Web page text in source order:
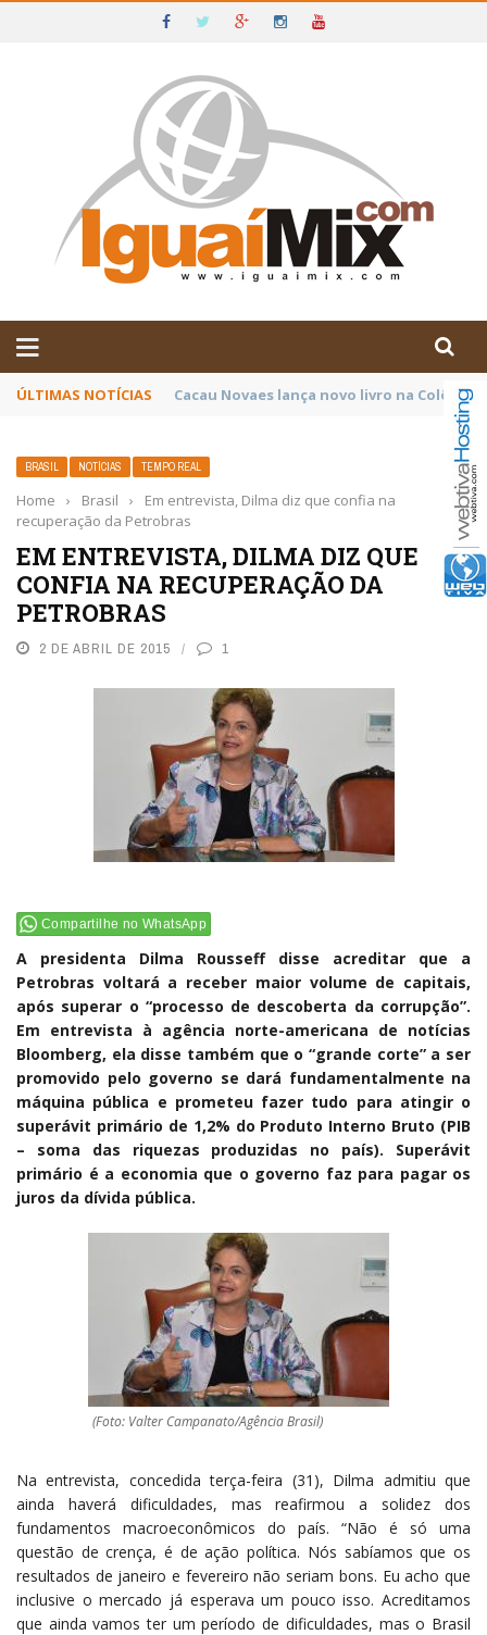
IGUAÍ E SUDOESTE DA BAHIA
ÚLTIMAS NOTÍCIAS Poetas baianos representam o Brasil no
BRASIL NOTÍCIAS TEMPO REAL
Home › Brasil ›
Em entrevista, Dilma diz que confia na
recuperação da Petrobras
EM ENTREVISTA, DILMA DIZ QUE
CONFIA NA RECUPERAÇÃO DA
PETROBRAS
2 DE ABRIL DE 2015 1
Compartilhe no WhatsApp
A presidenta Dilma Rousseff disse acreditar que a
Petrobras voltará a receber maior volume de capitais,
após superar o “processo de descoberta da corrupção”.
Em entrevista à agência norte-americana de notícias
Bloomberg, ela disse também que o “grande corte” a ser
promovido pelo governo se dará fundamentalmente na
máquina pública e prometeu fazer tudo para atingir o
superávit primário de 1,2% do Produto Interno Bruto (PIB
– soma das riquezas produzidas no país). Superávit
primário é a economia que o governo faz para pagar os
juros da dívida pública.
(Foto: Valter Campanato/Agência Brasil)
Na entrevista, concedida terça-feira (31), Dilma admitiu que
ainda haverá dificuldades, mas reafirmou a solidez dos
fundamentos macroeconômicos do país. “Não é só uma
questão de crença, é de ação política. Nós sabíamos que os
resultados de janeiro e fevereiro não seriam bons. Eu acho que
inclusive o mercado já esperava um pouco isso. Acreditamos
que ainda vamos ter um período de dificuldades, mas o Brasil